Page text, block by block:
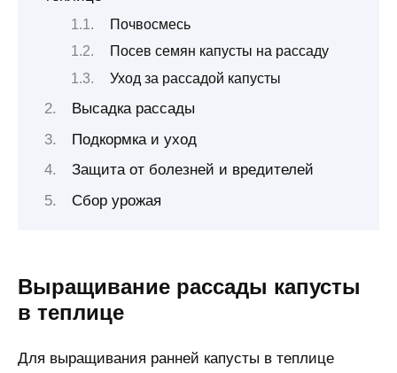
Почвосмесь
Посев семян капусты на рассаду
Уход за рассадой капусты
Высадка рассады
Подкормка и уход
Защита от болезней и вредителей
Сбор урожая
Выращивание рассады капусты
в теплице
Для выращивания ранней капусты в теплице